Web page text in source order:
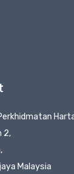
2,
Malaysia